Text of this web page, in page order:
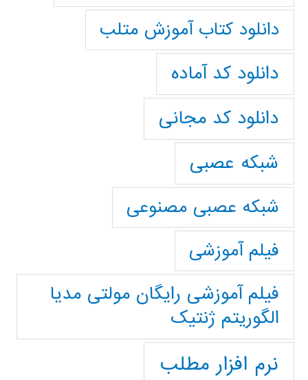
دانلود کتاب آموزش متلب
دانلود کد آماده
دانلود کد مجانی
شبکه عصبی
شبکه عصبی مصنوعی
فیلم آموزشی
فیلم آموزشی رایگان مولتی مدیا
الگوریتم ژنتیک
نرم افزار مطلب